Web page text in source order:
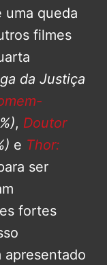
uma queda
filmes
da Justiça
, Doutor
e Thor:
ser
fortes
apresentado